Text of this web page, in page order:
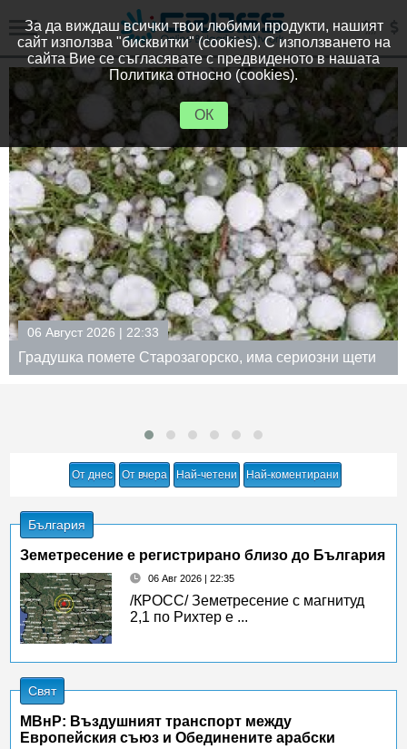
06 Август 2026 | 22:33
Градушка помете Старозагорско, има сериозни щети
От днес От вчера Най-четени Най-коментирани
България
Земетресение е регистрирано близо до България
06 Авг 2026 | 22:35
/КРОСС/ Земетресение с магнитуд
2,1 по Рихтер е ...
Свят
МВнР: Въздушният транспорт между
Европейския съюз и Обединените арабски
За да виждаш всички твои любими продукти, нашият
сайт използва "бисквитки" (cookies). С използването на
сайта Вие се съгласявате с предвиденото в нашата
Политика относно (cookies).
ОК